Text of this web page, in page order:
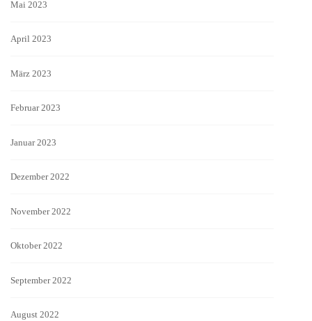
Mai 2023
April 2023
März 2023
Februar 2023
Januar 2023
Dezember 2022
November 2022
Oktober 2022
September 2022
August 2022